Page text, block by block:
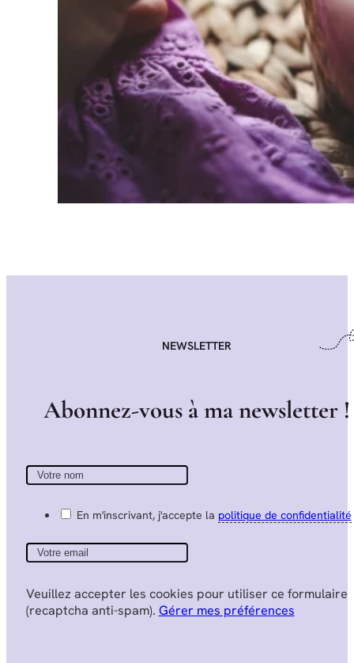
NEWSLETTER
Abonnez-vous àmanewsletter !
En m'inscrivant, j'accepte la politique de confidentialité
Veuillez accepter les cookies pour utiliser ce formulaire
(recaptcha anti-spam). Gérer mes préférences